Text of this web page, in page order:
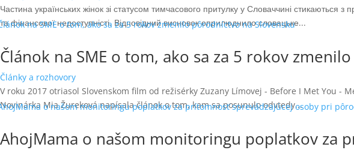
Частина українських жінок зі статусом тимчасового притулку у Словаччині
та фінансової недоступністі. Відповідний висновок оприлюднило словацьке...
Článok na SME o tom, ako sa za 5 rokov
Články a rozhovory
V roku 2017 otriasol Slovenskom film od režisérky Zuzany Límovej - Before I Met You
Novinárka Mia Žureková napísala článok o tom, kam sa posunulo odvtedy...
AhojMama o našom monitoringu poplatkov za